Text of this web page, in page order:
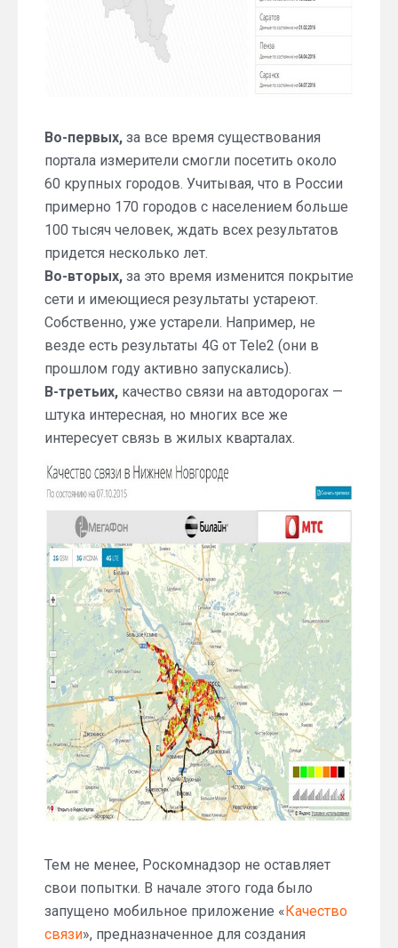
Во-первых, за все время существования
портала измерители смогли посетить около
60 крупных городов. Учитывая, что в России
примерно 170 городов с населением больше
100 тысяч человек, ждать всех результатов
придется несколько лет.
Во-вторых, за это время изменится покрытие
сети и имеющиеся результаты устареют.
Собственно, уже устарели. Например, не
везде есть результаты 4G от Tele2 (они в
прошлом году активно запускались).
В-третьих, качество связи на автодорогах —
штука интересная, но многих все же
интересует связь в жилых кварталах.
Тем не менее, Роскомнадзор не оставляет
свои попытки. В начале этого года было
запущено мобильное приложение « Качество
связи», предназначенное для создания